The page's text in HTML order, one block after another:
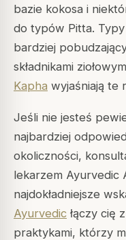
bazie kokosa i
do typów Pitta.
bardziej
składnikami
Kapha wyjaśniają te
Jeśli nie jesteś
najbardziej
okoliczności,
lekarzem Ayurvedic
najdokładniejsze
Ayurvedic łączy cię
praktykami, którzy